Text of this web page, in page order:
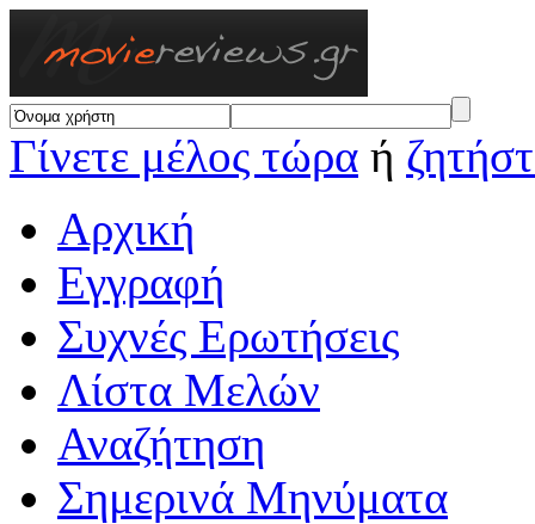
Γίνετε μέλος τώρα ή
Αρχική
Εγγραφή
Συχνές Ερωτήσεις
Λίστα Μελών
Αναζήτηση
Σημερινά Μηνύματα